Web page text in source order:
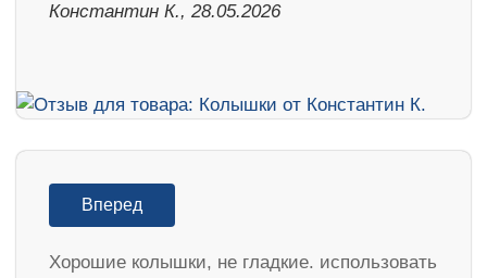
Константин К., 28.05.2026
Вперед
Хорошие колышки, не гладкие. использовать